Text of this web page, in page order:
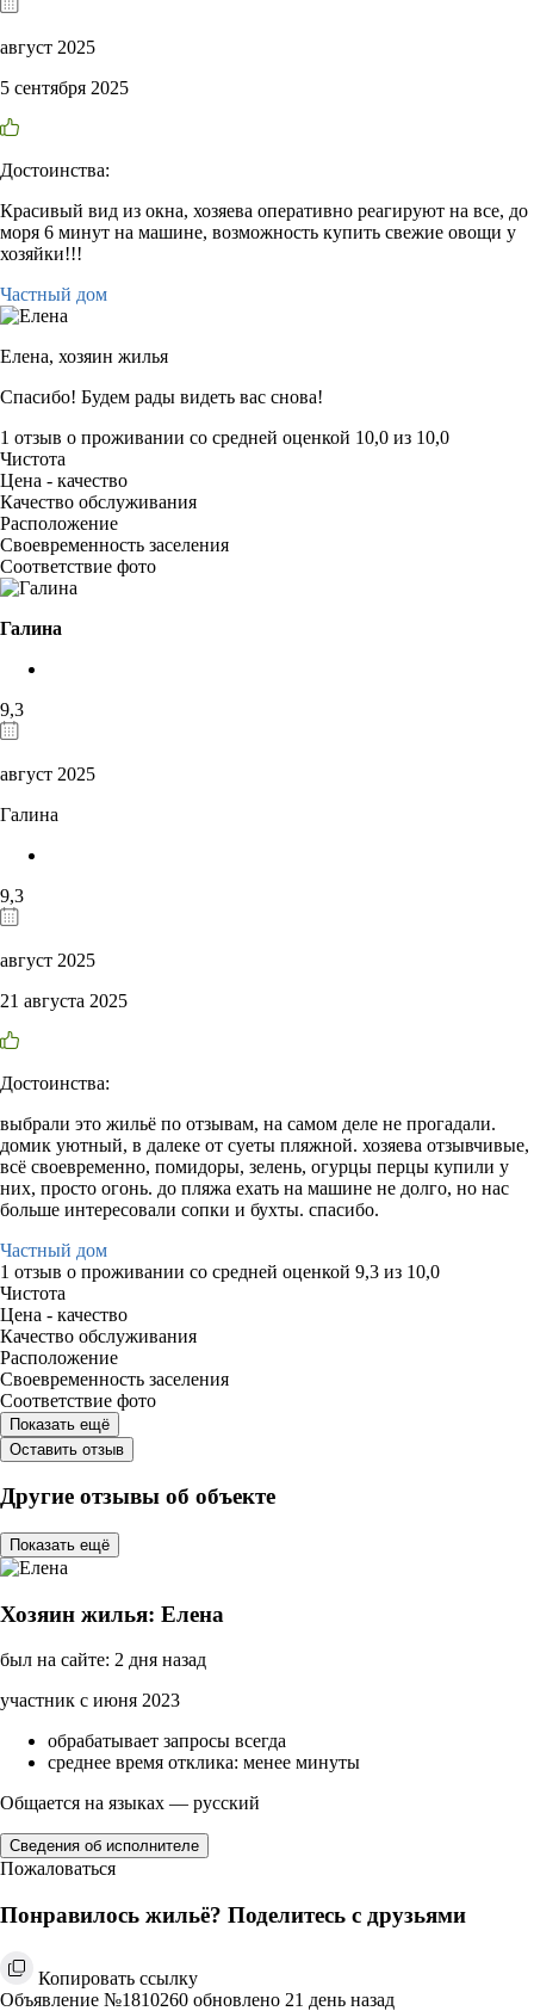
август 2025
5 сентября 2025
Достоинства:
Красивый вид из окна, хозяева оперативно реагируют на все, до
моря 6 минут на машине, возможность купить свежие овощи у
хозяйки!!!
Частный дом
Елена, хозяин жилья
Спасибо! Будем рады видеть вас снова!
1 отзыв о проживании со средней оценкой 10,0 из 10,0
Чистота
Цена - качество
Качество обслуживания
Расположение
Своевременность заселения
Соответствие фото
Галина
9,3
август 2025
Галина
9,3
август 2025
21 августа 2025
Достоинства:
выбрали это жильё по отзывам, на самом деле не прогадали.
домик уютный, в далеке от суеты пляжной. хозяева отзывчивые,
всё своевременно, помидоры, зелень, огурцы перцы купили у
них, просто огонь. до пляжа ехать на машине не долго, но нас
больше интересовали сопки и бухты. спасибо.
Частный дом
1 отзыв о проживании со средней оценкой 9,3 из 10,0
Чистота
Цена - качество
Качество обслуживания
Расположение
Своевременность заселения
Соответствие фото
Показать ещё
Оставить отзыв
Другие отзывы об объекте
Показать ещё
Хозяин жилья: Елена
был на сайте: 2 дня назад
участник с июня 2023
обрабатывает запросы всегда
среднее время отклика: менее минуты
Общается на языках — русский
Сведения об исполнителе
Пожаловаться
Понравилось жильё? Поделитесь с друзьями
Копировать ссылку
Объявление №1810260 обновлено 21 день назад